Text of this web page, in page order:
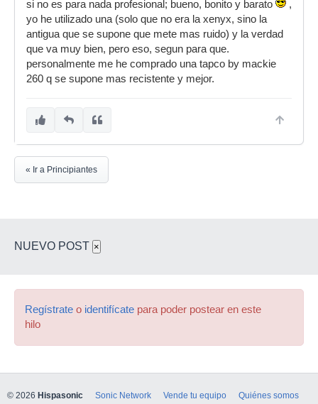
si no es para nada profesional; bueno, bonito y barato
,
yo he utilizado una (solo que no era la xenyx, sino la
antigua que se supone que mete mas ruido) y la verdad
que va muy bien, pero eso, segun para que.
personalmente me he comprado una tapco by mackie
260 q se supone mas recistente y mejor.
« Ir a Principiantes
NUEVO POST ×
Regístrate o identifícate para poder postear en este
hilo
© 2026 Hispasonic Sonic Network Vende tu equipo Quiénes somos